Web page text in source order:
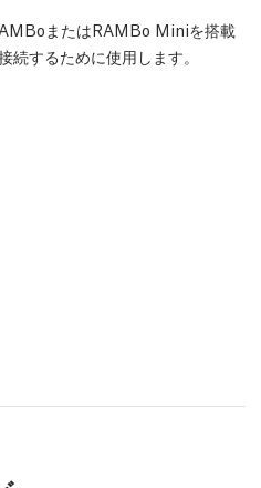
またはRAMBo Miniを搭載
続するために使用します。